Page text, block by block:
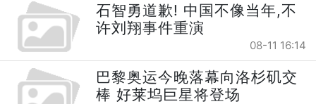
石智勇道歉! 中国不像当年,不
许刘翔事件重演
08-11 16:14
巴黎奥运今晚落幕向洛杉矶交
棒 好莱坞巨星将登场